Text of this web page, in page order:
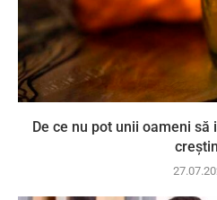
De ce nu pot unii oameni